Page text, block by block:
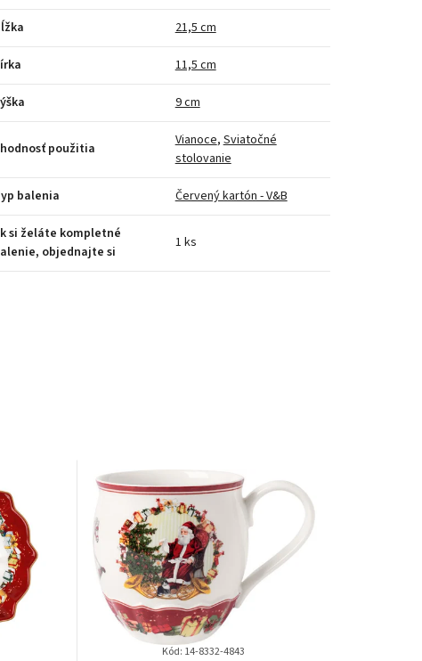
21,5 cm
11,5 cm
9 cm
použitia Vianoce, Sviatočné
stolovanie
balenia Červený kartón - V&B
si želáte kompletné
objednajte si
1 ks
Kód: 14-8332-4843